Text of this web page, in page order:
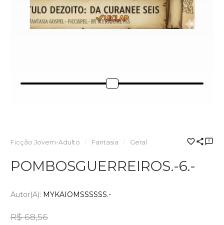
Ficção Jovem-Adulto Fantasia Geral
POMBOSGUERREIROS.-6.-
Autor(a): MYKAIOMSSSSSS.-
R$ 68,56